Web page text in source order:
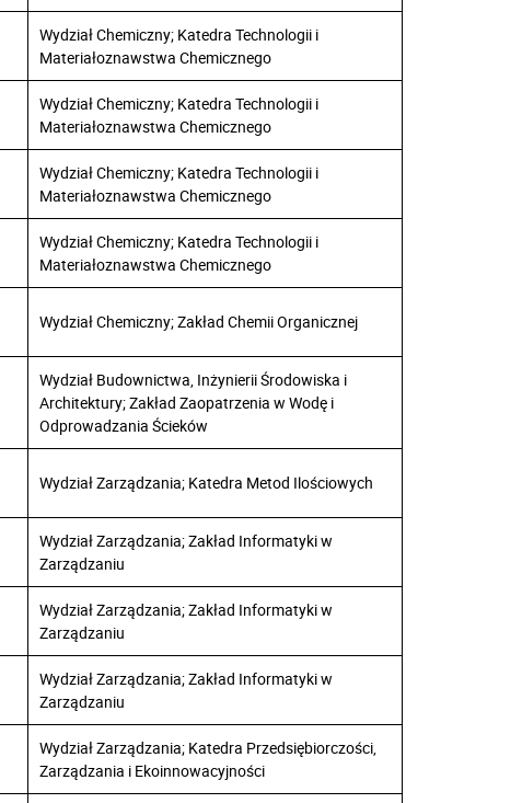
Wydział Chemiczny; Katedra Technologii i
Materiałoznawstwa Chemicznego
Wydział Chemiczny; Katedra Technologii i
Materiałoznawstwa Chemicznego
Wydział Chemiczny; Katedra Technologii i
Materiałoznawstwa Chemicznego
Wydział Chemiczny; Katedra Technologii i
Materiałoznawstwa Chemicznego
Wydział Chemiczny; Zakład Chemii Organicznej
Wydział Budownictwa, Inżynierii Środowiska i
Architektury; Zakład Zaopatrzenia w Wodę i
Odprowadzania Ścieków
Wydział Zarządzania; Katedra Metod Ilościowych
Wydział Zarządzania; Zakład Informatyki w
Zarządzaniu
Wydział Zarządzania; Zakład Informatyki w
Zarządzaniu
Wydział Zarządzania; Zakład Informatyki w
Zarządzaniu
Wydział Zarządzania; Katedra Przedsiębiorczości,
Zarządzania i Ekoinnowacyjności